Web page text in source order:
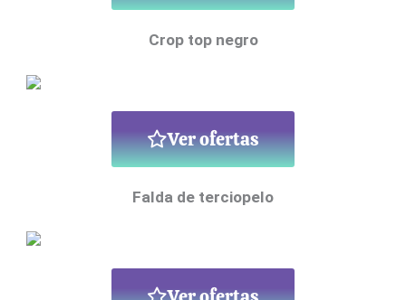
Crop top negro
Ver ofertas
Falda de terciopelo